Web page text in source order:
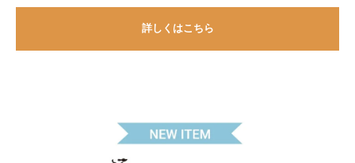
詳しくはこちら